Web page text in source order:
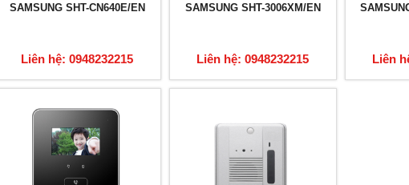
SAMSUNG SHT-CN640E/EN
Liên hệ: 0948232215
SAMSUNG SHT-3006XM/EN
Liên hệ: 0948232215 Liên